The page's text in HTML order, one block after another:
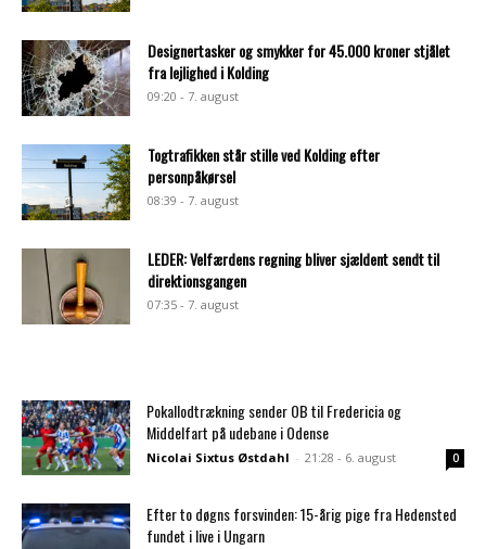
Designertasker og smykker for 45.000 kroner stjålet
fra lejlighed i Kolding
09:20 - 7. august
Togtrafikken står stille ved Kolding efter
personpåkørsel
08:39 - 7. august
LEDER: Velfærdens regning bliver sjældent sendt til
direktionsgangen
07:35 - 7. august
Pokallodtrækning sender OB til Fredericia og
Middelfart på udebane i Odense
Nicolai Sixtus Østdahl - 21:28 - 6. august 0
Efter to døgns forsvinden: 15-årig pige fra Hedensted
fundet i live i Ungarn